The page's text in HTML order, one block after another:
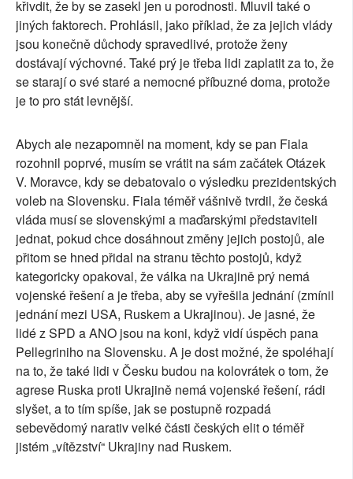
křivdit, že by se zasekl jen u porodnosti. Mluvil také o
jiných faktorech. Prohlásil, jako příklad, že za jejich vlády
jsou konečně důchody spravedlivé, protože ženy
dostávají výchovné. Také prý je třeba lidi zaplatit za to, že
se starají o své staré a nemocné příbuzné doma, protože
je to pro stát levnější.
Abych ale nezapomněl na moment, kdy se pan Fiala
rozohnil poprvé, musím se vrátit na sám začátek Otázek
V. Moravce, kdy se debatovalo o výsledku prezidentských
voleb na Slovensku. Fiala téměř vášnivě tvrdil, že česká
vláda musí se slovenskými a maďarskými představiteli
jednat, pokud chce dosáhnout změny jejich postojů, ale
přitom se hned přidal na stranu těchto postojů, když
kategoricky opakoval, že válka na Ukrajině prý nemá
vojenské řešení a je třeba, aby se vyřešila jednání (zmínil
jednání mezi USA, Ruskem a Ukrajinou). Je jasné, že
lidé z SPD a ANO jsou na koni, když vidí úspěch pana
Pellegriniho na Slovensku. A je dost možné, že spoléhají
na to, že také lidi v Česku budou na kolovrátek o tom, že
agrese Ruska proti Ukrajině nemá vojenské řešení, rádi
slyšet, a to tím spíše, jak se postupně rozpadá
sebevědomý narativ velké části českých elit o téměř
jistém „vítězství“ Ukrajiny nad Ruskem.